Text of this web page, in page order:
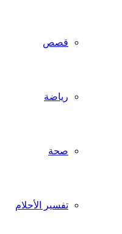
قصص
رياضة
صحة
تفسير الأحلام